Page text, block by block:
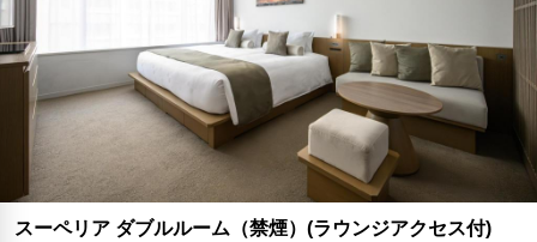
スーペリア ダブルルーム（禁煙）(ラウンジアクセス付)